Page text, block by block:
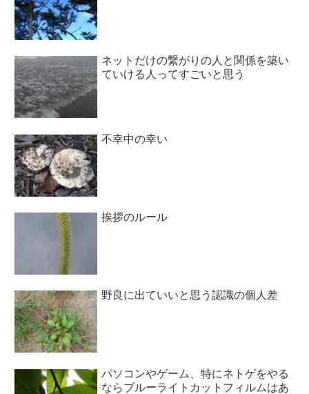
ネットだけの繋がりの人と関係を築い
ていける人ってすごいと思う
不幸中の幸い
挨拶のルール
野良に出ていいと思う認識の個人差
パソコンやゲーム、特にネトゲをやる
ならブルーライトカットフィルムはあ